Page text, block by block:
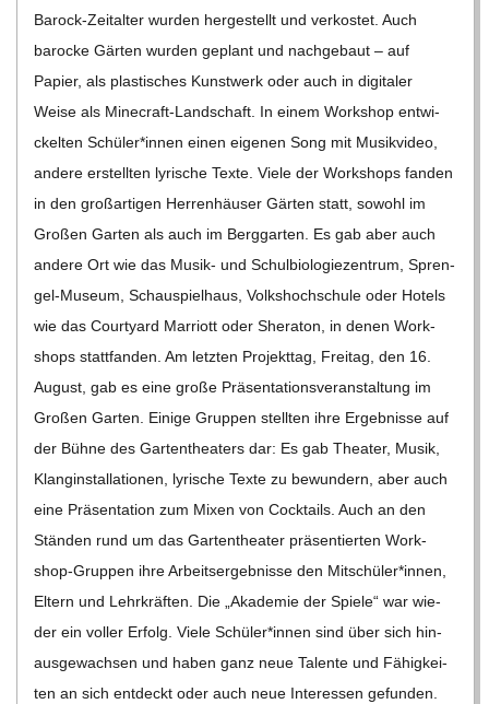
S
C
H
U
L
E
Barock-Zei­t­al­­ter wur­den her­ge­stellt und ver­kos­tet. Auch
baro­cke Gär­ten wur­den geplant und nach­ge­baut – auf
Papier, als plas­ti­sches Kunst­werk oder auch in digi­ta­ler
Weise als Mine­­craft-Lan­d­­schaft. In einem Work­shop ent­wi­
ckel­ten Schüler*innen einen eige­nen Song mit Musik­vi­deo,
andere erstell­ten lyri­sche Texte. Viele der Work­shops fan­den
in den groß­ar­ti­gen Her­ren­häu­ser Gär­ten statt, sowohl im
Gro­ßen Gar­ten als auch im Berg­gar­ten. Es gab aber auch
andere Ort wie das Musik- und Schul­bio­lo­gie­zen­trum, Spren­­
gel-Museum, Schau­spiel­haus, Volks­hoch­schule oder Hotels
wie das Cour­ty­ard Mar­riott oder She­ra­ton, in denen Work­
shops statt­fan­den. Am letz­ten Pro­jekt­tag, Frei­tag, den 16.
August, gab es eine große Prä­sen­ta­ti­ons­ver­an­stal­tung im
Gro­ßen Gar­ten. Einige Grup­pen stell­ten ihre Ergeb­nisse auf
der Bühne des Gar­ten­thea­ters dar: Es gab Thea­ter, Musik,
Klang­in­stal­la­tio­nen, lyri­sche Texte zu bewun­dern, aber auch
eine Prä­sen­ta­tion zum Mixen von Cock­tails. Auch an den
Stän­den rund um das Gar­ten­thea­ter prä­sen­tier­ten Work­­
shop-Grup­­pen ihre Arbeits­er­geb­nisse den Mitschüler*innen,
Eltern und Lehr­kräf­ten. Die „Aka­de­mie der Spiele“ war wie­
der ein vol­ler Erfolg. Viele Schüler*innen sind über sich hin­
aus­ge­wach­sen und haben ganz neue Talente und Fähig­kei­
ten an sich ent­deckt oder auch neue Inter­es­sen gefun­den.